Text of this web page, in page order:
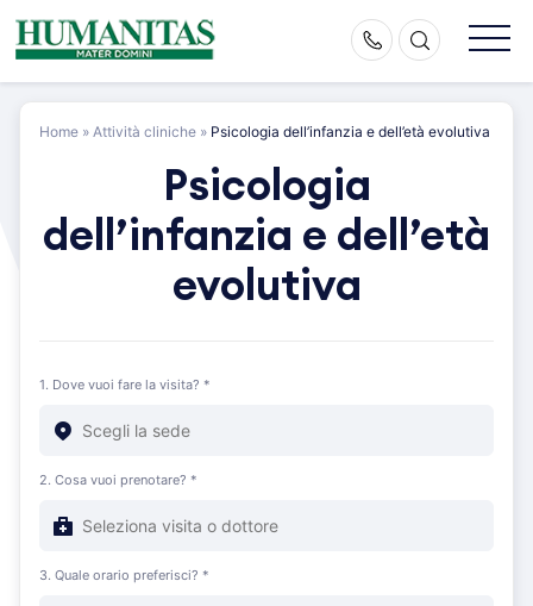
Skip
to
Home » Attività cliniche » Psicologia dell’infanzia e dell’età evolutiva
Psicologia
dell’infanzia e dell’età
evolutiva
1. Dove vuoi fare la visita? *
2. Cosa vuoi prenotare? *
3. Quale orario preferisci? *